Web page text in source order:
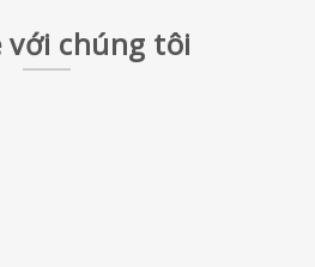
với chúng tôi